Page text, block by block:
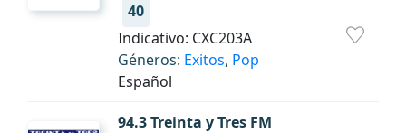
40
Indicativo: CXC203A
Géneros: Exitos, Pop
Español
94.3 Treinta y Tres FM